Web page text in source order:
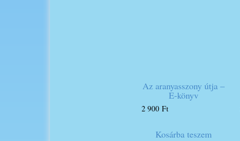
Az aranyasszony útja –
E-könyv
2 900Ft
Kosárba teszem